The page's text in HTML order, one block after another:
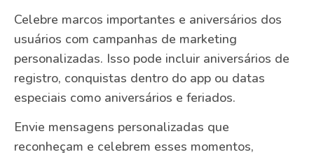
Celebre marcos importantes e aniversários dos
usuários com campanhas de marketing
personalizadas. Isso pode incluir aniversários de
registro, conquistas dentro do app ou datas
especiais como aniversários e feriados.
Envie mensagens personalizadas que
reconheçam e celebrem esses momentos,